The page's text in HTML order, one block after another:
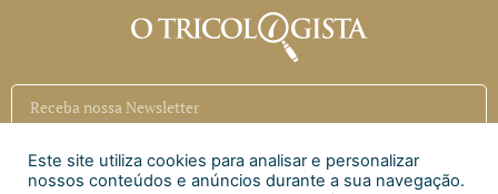
Inscrever
Este site utiliza cookies para analisar e personalizar
nossos conteúdos e anúncios durante a sua navegação.